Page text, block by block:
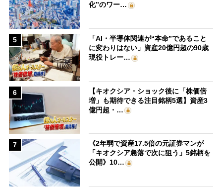
化”のワー…
5
「AI・半導体関連が“本命”であること
に変わりはない」資産20億円超の90歳
現役トレー…
6
【キオクシア・ショック後に「株価倍
増」も期待できる注目銘柄5選】資産3
億円超・…
7
《2年弱で資産17.5倍の元証券マンが
「キオクシア急落で次に狙う」5銘柄を
公開》10…